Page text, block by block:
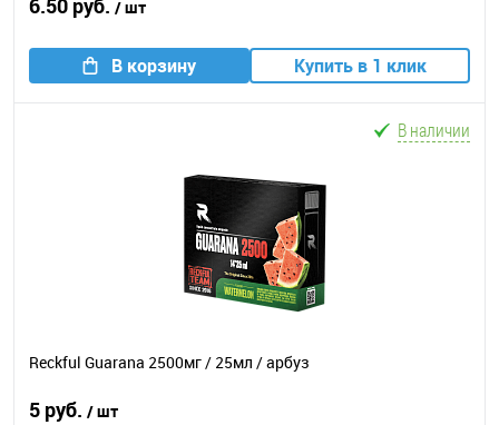
6.50 руб. / шт
В корзину Купить в 1 клик
В наличии
Reckful Guarana 2500мг / 25мл / арбуз
5 руб. / шт